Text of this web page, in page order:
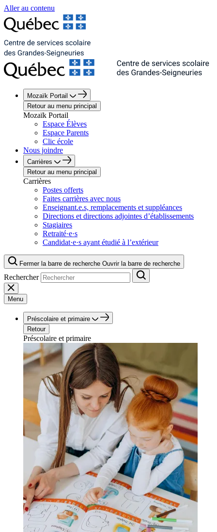
Aller au contenu
Mozaïk Portail
Retour au menu principal
Mozaïk Portail
Espace Élèves
Espace Parents
Clic école
Nous joindre
Carrières
Retour au menu principal
Carrières
Postes offerts
Faites carrières avec nous
Enseignant.e.s, remplacements et suppléances
Directions et directions adjointes d’établissements
Stagiaires
Retraité·e·s
Candidat·e·s ayant étudié à l’extérieur
Fermer la barre de recherche Ouvrir la barre de recherche
Rechercher
Menu
Préscolaire et primaire
Retour
Préscolaire et primaire